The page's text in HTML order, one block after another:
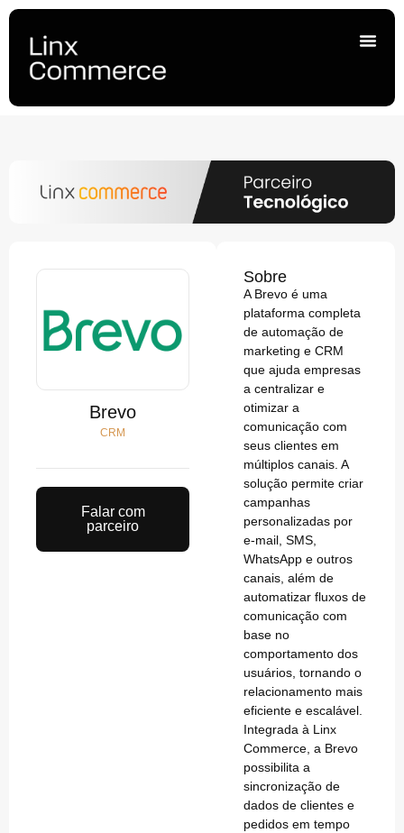
Brevo
CRM
Falar com
parceiro
Sobre
A Brevo é uma
plataforma completa
de automação de
marketing e CRM
que ajuda empresas
a centralizar e
otimizar a
comunicação com
seus clientes em
múltiplos canais. A
solução permite criar
campanhas
personalizadas por
e-mail, SMS,
WhatsApp e outros
canais, além de
automatizar fluxos de
comunicação com
base no
comportamento dos
usuários, tornando o
relacionamento mais
eficiente e escalável.
Integrada à Linx
Commerce, a Brevo
possibilita a
sincronização de
dados de clientes e
pedidos em tempo